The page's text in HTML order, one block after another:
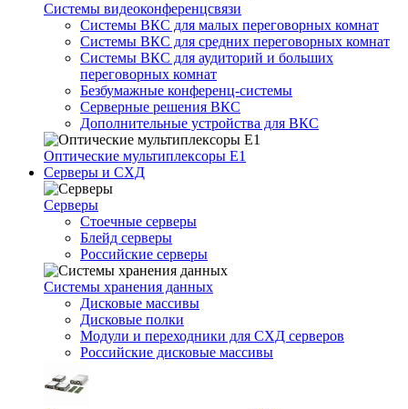
Системы видеоконференцсвязи
Системы ВКС для малых переговорных комнат
Системы ВКС для средних переговорных комнат
Системы ВКС для аудиторий и больших
переговорных комнат
Безбумажные конференц-системы
Серверные решения ВКС
Дополнительные устройства для ВКС
Оптические мультиплексоры Е1
Серверы и СХД
Серверы
Стоечные серверы
Блейд серверы
Российские серверы
Системы хранения данных
Дисковые массивы
Дисковые полки
Модули и переходники для СХД серверов
Российские дисковые массивы